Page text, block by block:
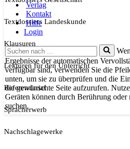
Verlag
Kontakt
Hilfe
Login
Suchen
nach …
Ergebnisse der automatischen
verfügbar sind, verwenden Sie die
unten, um sie zu überprüfen und die
die gewünschte Seite aufzurufen.
Geräten können durch Berührung oder
suchen.
Textdossiers Landeskunde
Klausuren
Lektüren für den Unterricht
Referendariat
Spracherwerb
Nachschlagewerke